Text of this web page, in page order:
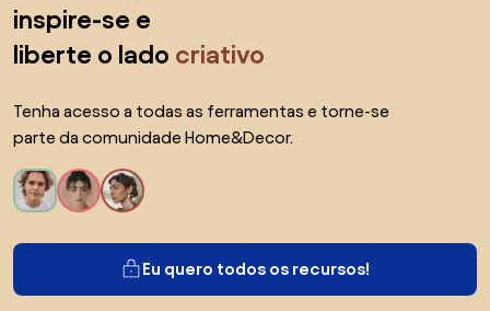
inspire-se e
liberte o lado criativo
Tenha acesso a todas as ferramentas e torne-se
parte da comunidade Home&Decor.
Eu quero todos os recursos!